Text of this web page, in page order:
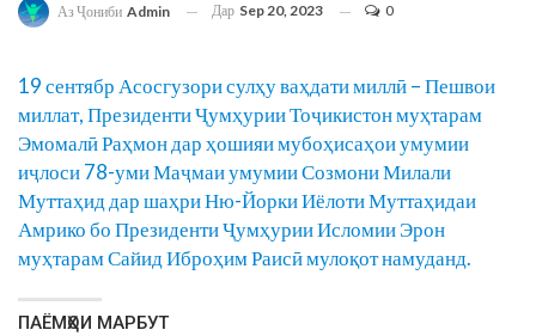
Аз Ҷониби Admin Дар Sep 20, 2023 0
19 сентябр Асосгузори сулҳу ваҳдати миллӣ – Пешвои
миллат, Президенти Ҷумҳурии Тоҷикистон муҳтарам
Эмомалӣ Раҳмон дар ҳошияи мубоҳисаҳои умумии
иҷлоси 78-уми Маҷмаи умумии Созмони Милали
Муттаҳид дар шаҳри Ню-Йорки Иёлоти Муттаҳидаи
Амрико бо Президенти Ҷумҳурии Исломии Эрон
муҳтарам Сайид Иброҳим Раисӣ мулоқот намуданд.
ПАЁМҲОИ МАРБУТ